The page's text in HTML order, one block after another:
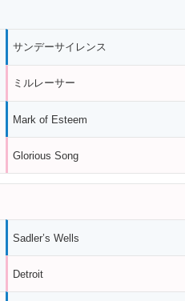
サンデーサイレンス
ミルレーサー
Mark of Esteem
Glorious Song
Sadler’s Wells
Detroit